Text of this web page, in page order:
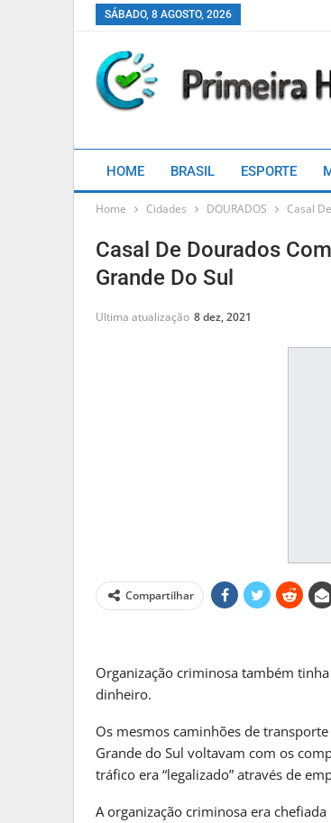
SÁBADO, 8 AGOSTO, 2026
HOME BRASIL ESPORTE
Home Cidades DOURADOS Casal
Casal De Dourados
Grande Do Sul
Ultima atualização 8 dez, 2021
Compartilhar
Organização criminosa também
dinheiro.
Os mesmos caminhões de
Grande do Sul voltavam com os
tráfico era “legalizado” através de
A organização criminosa era
Frente Fria Traz